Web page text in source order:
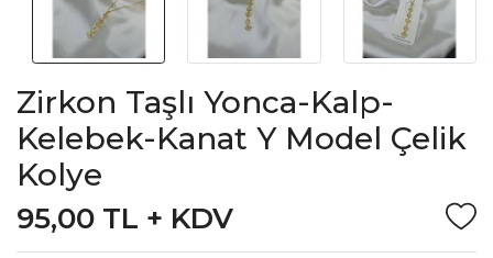
Zirkon Taşlı Yonca-Kalp-
Kelebek-Kanat Y Model Çelik
Kolye
95,00 TL + KDV